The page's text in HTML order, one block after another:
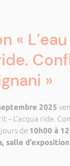
«
»
2025
– L’acqua ride.
de 10h00 à
salle